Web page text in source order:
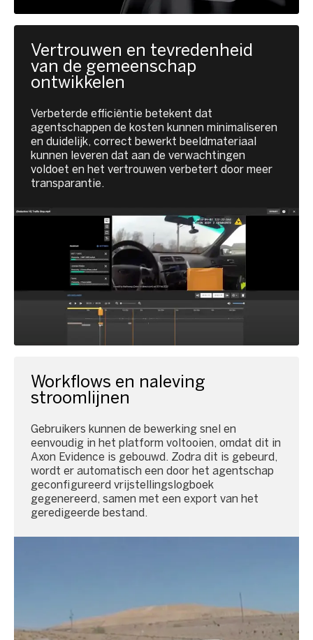
Vertrouwen en tevredenheid
van de gemeenschap
ontwikkelen
Verbeterde efficiëntie betekent dat
agentschappen de kosten kunnen minimaliseren
en duidelijk, correct bewerkt beeldmateriaal
kunnen leveren dat aan de verwachtingen
voldoet en het vertrouwen verbetert door meer
transparantie.
Workflows en naleving
stroomlijnen
Gebruikers kunnen de bewerking snel en
eenvoudig in het platform voltooien, omdat dit in
Axon Evidence is gebouwd. Zodra dit is gebeurd,
wordt er automatisch een door het agentschap
geconfigureerd vrijstellingslogboek
gegenereerd, samen met een export van het
geredigeerde bestand.